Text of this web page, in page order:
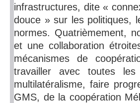
infrastructures, dite «
douce » sur les politiques,
normes. Quatrièmement,
et une collaboration
mécanismes de
travailler avec toutes
multilatéralisme, faire
GMS, de la coopération